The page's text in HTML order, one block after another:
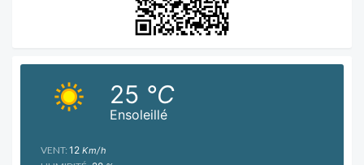
Ensoleillé
25 °C
VENT: 12 Km/h